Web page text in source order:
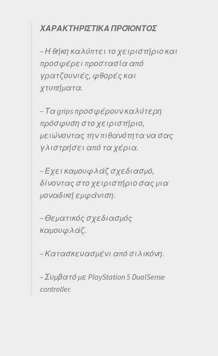
ΧΑΡΑΚΤΗΡΙΣΤΙΚΑ ΠΡΟΪΟΝΤΟΣ
– Η θήκη καλύπτει το χειριστήριο και
προσφέρει προστασία από
γρατζουνιές, φθορές και
χτυπήματα.
– Τα grips προσφέρουν καλύτερη
πρόσφυση στο χειριστήριο,
μειώνοντας την πιθανότητα να σας
γλιστρήσει από τα χέρια.
– Εχει καμουφλάζ σχεδιασμό,
δίνοντας στο χειριστήριο σας μια
μοναδική εμφάνιση.
– Θεματικός σχεδιασμός
καμουφλάζ.
– Κατασκευασμένι από σιλικόνη.
– Συμβατό με PlayStation 5 DualSense
controller.